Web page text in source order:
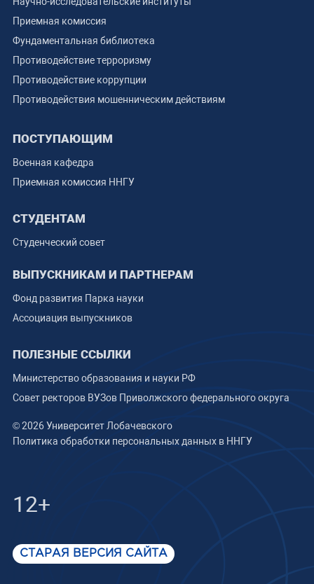
Приемная комиссия
Фундаментальная библиотека
Противодействие терроризму
Противодействие коррупции
Противодействия мошенническим действиям
ПОСТУПАЮЩИМ
Военная кафедра
Приемная комиссия ННГУ
СТУДЕНТАМ
Студенческий совет
ВЫПУСКНИКАМ И ПАРТНЕРАМ
Фонд развития Парка науки
Ассоциация выпускников
ПОЛЕЗНЫЕ ССЫЛКИ
Министерство образования и науки РФ
Совет ректоров ВУЗов Приволжского федерального округа
© 2026 Университет Лобачевского
Политика обработки персональных данных в ННГУ
12+
СТАРАЯ ВЕРСИЯ САЙТА